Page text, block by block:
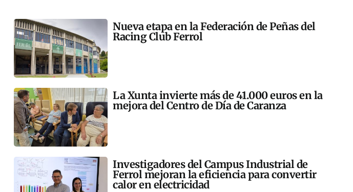
Nueva etapa en la Federación de Peñas del
Racing Club Ferrol
La Xunta invierte más de 41.000 euros en la
mejora del Centro de Día de Caranza
Investigadores del Campus Industrial de
Ferrol mejoran la eficiencia para convertir
calor en electricidad